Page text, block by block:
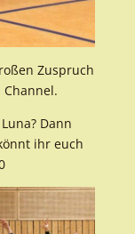
Zuspruch
Channel.
Dann
ihr euch